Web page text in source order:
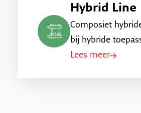
Hybrid Line
Composiet
bij hybride
Lees meer